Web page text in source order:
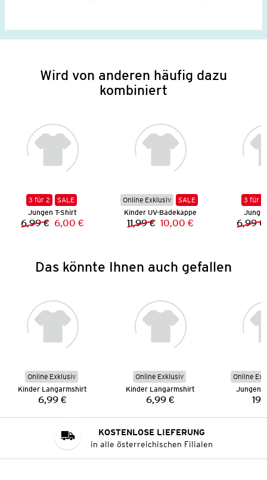
Wird von anderen häufig dazu
kombiniert
3 für 2
SALE
Jungen T-Shirt
Vorheriger Preis:
6,99 € Neuer Preis:
6,00 €
Online Exklusiv
SALE
Kinder UV-Badekappe
Vorheriger Preis:
11,99 € Neuer Preis:
10,00 €
3 für 2
6,99 €
Das könnte Ihnen auch gefallen
Online Exklusiv
Kinder Langarmshirt
Preis:
6,99 €
Online Exklusiv
Kinder Langarmshirt
Preis:
6,99 €
Online
Jungen
KOSTENLOSE LIEFERUNG
in alle österreichischen Filialen